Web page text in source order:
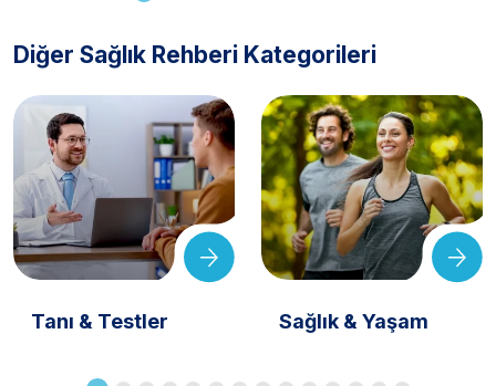
Diğer Sağlık Rehberi Kategorileri
Tanı & Testler Sağlık & Yaşam